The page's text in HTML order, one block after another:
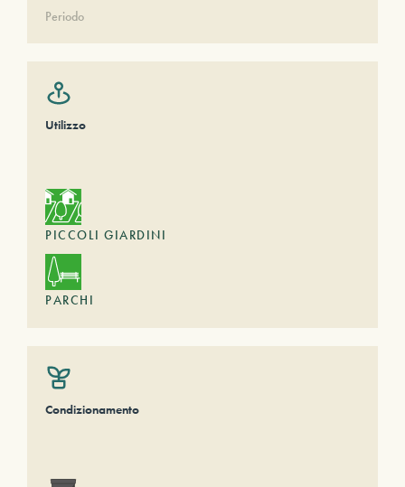
Periodo
Utilizzo
PICCOLI GIARDINI
PARCHI
Condizionamento